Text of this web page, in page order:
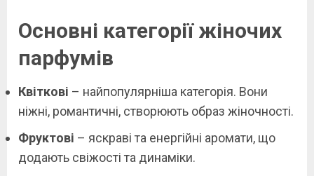
Основні категорії жіночих
парфумів
Квіткові – найпопулярніша категорія. Вони
ніжні, романтичні, створюють образ жіночності.
Фруктові – яскраві та енергійні аромати, що
додають свіжості та динаміки.